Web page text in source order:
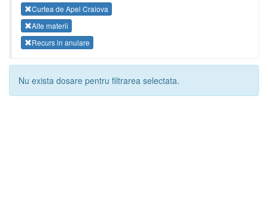
Curtea de Apel Craiova
Alte materii
Recurs in anulare
Nu exista dosare pentru filtrarea selectata.